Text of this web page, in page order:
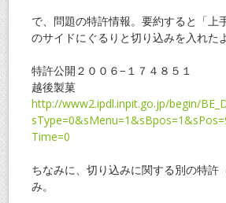
で、問題の特許情報。要約すると「
のサイドにぐるりと切り込みを入れた
特許公開２００６−１７４８５１
越後製菓
http://www2.ipdl.inpit.go.jp/begin/
Time=0
ちなみに、切り込みに関する別の特
み。